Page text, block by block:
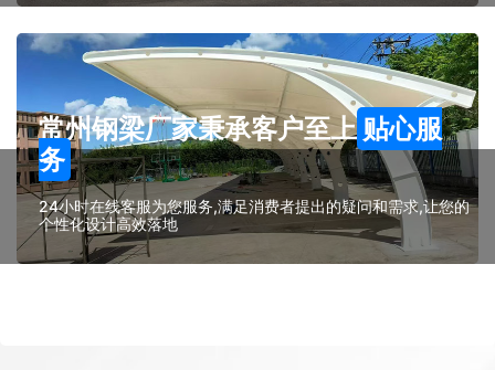
常州钢梁厂家秉承客户至上 贴心服
务
24小时在线客服为您服务,满足消费者提出的疑问和需求,让您的
个性化设计高效落地